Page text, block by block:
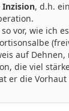
Inzision, d.h.
vor, wie ich
auf Dehnen,
die viel
er die